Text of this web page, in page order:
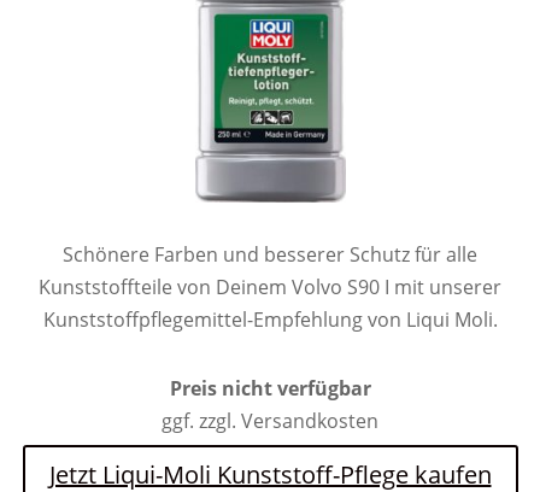
Schönere Farben und besserer Schutz für alle
Kunststoffteile von Deinem Volvo S90 I mit unserer
Kunststoffpflegemittel-Empfehlung von Liqui Moli.
Preis nicht verfügbar
ggf. zzgl. Versandkosten
Jetzt Liqui-Moli Kunststoff-Pflege kaufen